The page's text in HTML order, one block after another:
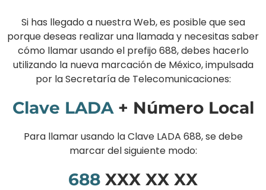
Si has llegado a nuestra Web, es posible que sea
porque deseas realizar una llamada y necesitas saber
cómo llamar usando el prefijo 688, debes hacerlo
utilizando la nueva marcación de México, impulsada
por la Secretaría de Telecomunicaciones:
Clave LADA+ Número Local
Para llamar usando la Clave LADA 688, se debe
marcar del siguiente modo:
688 XXX XX XX